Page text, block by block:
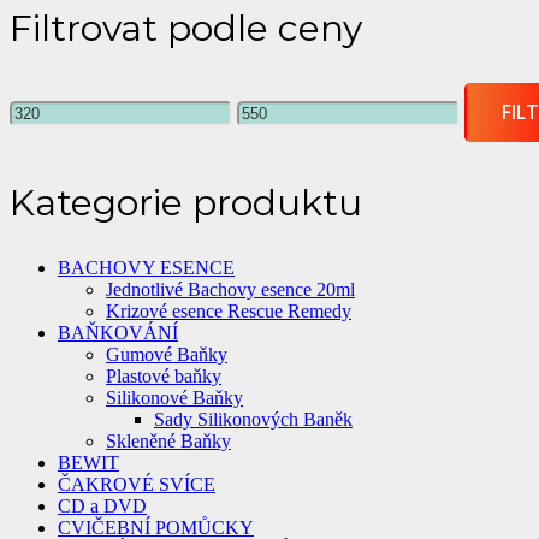
Filtrovat podle ceny
cena
cena
Kategorie produktu
BACHOVY ESENCE
Jednotlivé Bachovy esence 20ml
Krizové esence Rescue Remedy
BAŇKOVÁNÍ
Gumové Baňky
Plastové baňky
Silikonové Baňky
Sady Silikonových Baněk
Skleněné Baňky
BEWIT
ČAKROVÉ SVÍCE
CD a DVD
CVIČEBNÍ POMŮCKY